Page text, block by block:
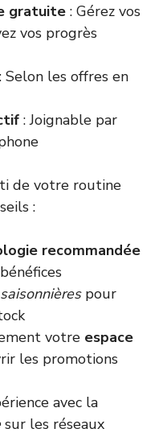
gratuite : Gérez vos
vos progrès
: Selon les offres en
: Joignable par
de votre routine
:
recommandée
pour
votre espace
les promotions
avec la
sur les réseaux